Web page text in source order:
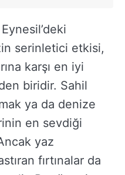
serinletici etkisi,
karşı en iyi
biridir. Sahil
ya da denize
en sevdiği
yaz
fırtınalar da